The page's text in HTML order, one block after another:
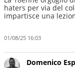
haters per via del
impartisce una
01/08/25 16:03
Domenico